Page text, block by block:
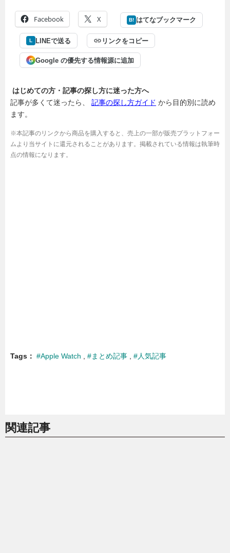
Facebook X B! はてなブックマーク
L LINEで送る リンクをコピー
G Google の優先する情報源に追加
はじめての方・記事の探し方に迷った方へ
記事が多くて迷ったら、 記事の探し方ガイド から目的別に読め
ます。
※本記事のリンクから商品を購入すると、売上の一部が販売プラットフォー
ムより当サイトに還元されることがあります。掲載されている情報は執筆時
点の情報になります。
Tags #Apple Watch #まとめ記事 #人気記事
関連記事